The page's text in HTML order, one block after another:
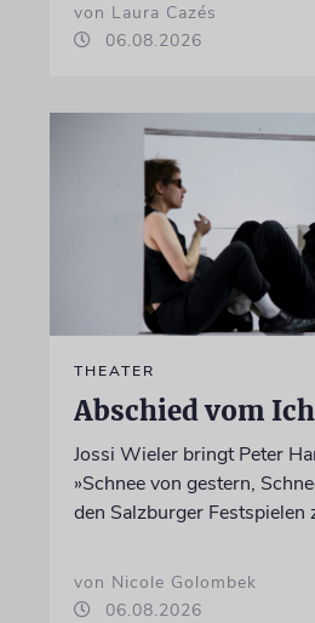
von Laura Cazés
06.08.2026
THEATER
Abschied vom Ich
Jossi Wieler bringt Peter
»Schnee von gestern,
den Salzburger
von Nicole Golombek
06.08.2026